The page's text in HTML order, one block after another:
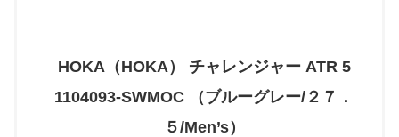
HOKA（HOKA） チャレンジャー ATR 5
1104093-SWMOC （ブルーグレー/２７．
５/Men’s）